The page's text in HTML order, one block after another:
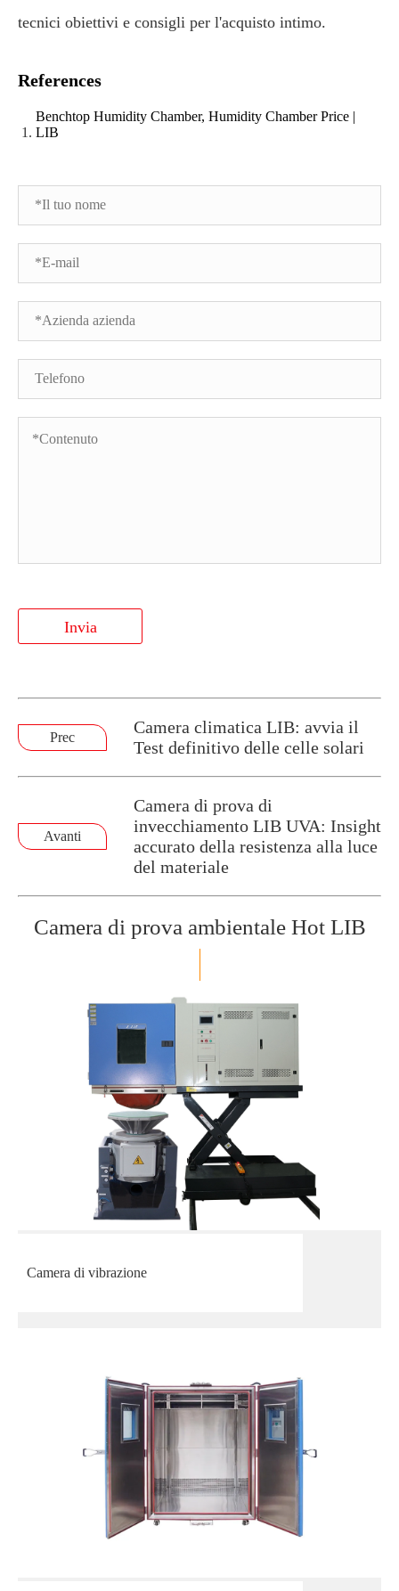
tecnici obiettivi e consigli per l'acquisto intimo.
References
Benchtop Humidity Chamber, Humidity Chamber Price |
LIB
Invia
Prec
Camera climatica LIB: avvia il
Test definitivo delle celle solari
Avanti
Camera di prova di
invecchiamento LIB UVA: Insight
accurato della resistenza alla luce
del materiale
Camera di prova ambientale Hot LIB
Camera di vibrazione